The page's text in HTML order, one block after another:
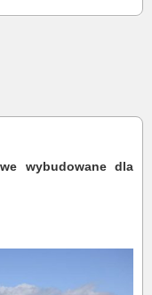
wybudowane dla